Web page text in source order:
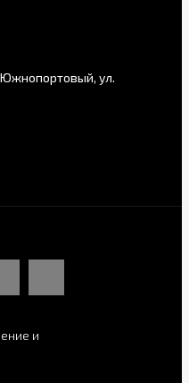
Южнопортовый, ул.
и